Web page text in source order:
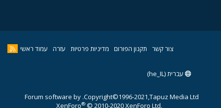
צור קשר תקנון הפורום מדיניות פרטיות עזרה עמוד ראשי
עברית (he_IL)
Copyright©1996-2021,Tapuz Media Ltd.
Forum software by
XenForo® © 2010-2020 XenForo Ltd.